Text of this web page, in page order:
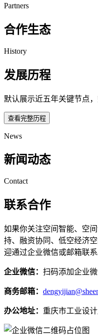
Partners
合作生态
History
发展历程
默认展示近五年关键节点
查看完整历程
News
新闻动态
Contact
联系合作
如果你关注空间智能、空
持、融资协同、低空经济
迎通过企业微信或邮箱联系
企业微信： 扫码添加企业
商务邮箱：
办公地址： 重庆市工业设